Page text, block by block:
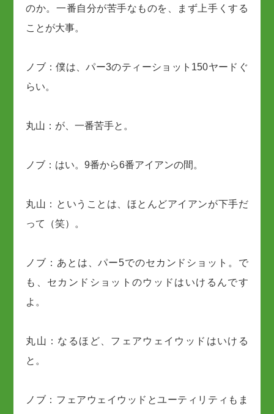
のか。一番自分が苦手なものを、まず上手くする
ことが大事。
ノブ：僕は、パー3のティーショット150ヤードぐ
らい。
丸山：が、一番苦手と。
ノブ：はい。9番から6番アイアンの間。
丸山：ということは、ほとんどアイアンが下手だ
って（笑）。
ノブ：あとは、パー5でのセカンドショット。で
も、セカンドショットのウッドはいけるんです
よ。
丸山：なるほど、フェアウェイウッドはいける
と。
ノブ：フェアウェイウッドとユーティリティもま